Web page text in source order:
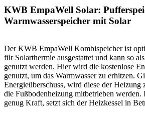
KWB EmpaWell Solar:
Warmwasserspeicher mit Solar
Der KWB EmpaWell Kombispeicher ist
für Solarthermie ausgestattet und kann so
genutzt werden. Hier wird die kostenlose
genutzt, um das Warmwasser zu erhitzen.
Energieüberschuss, wird diese der Heizung
die Fußbodenheizung mitbetrieben werden.
genug Kraft, setzt sich der Heizkessel in